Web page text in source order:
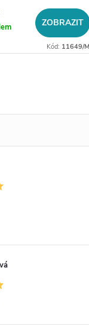
ZOBRAZIT
Kód: 11649/